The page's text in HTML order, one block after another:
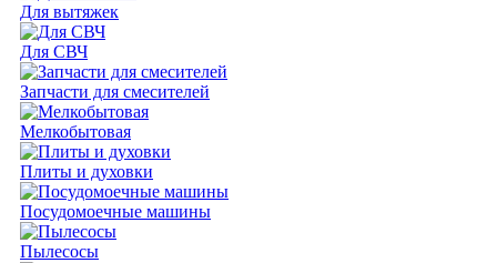
Для вытяжек
Для СВЧ
Запчасти для смесителей
Мелкобытовая
Плиты и духовки
Посудомоечные машины
Пылесосы